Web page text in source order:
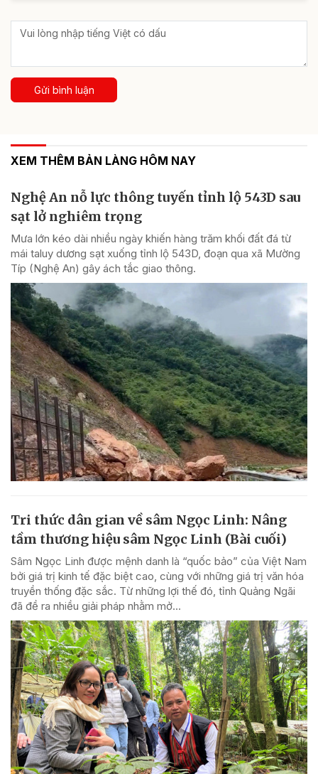
Gửi bình luận
XEM THÊM BẢN LÀNG HÔM NAY
Nghệ An nỗ lực thông tuyến tỉnh lộ 543D sau
sạt lở nghiêm trọng
Mưa lớn kéo dài nhiều ngày khiến hàng trăm khối đất đá từ
mái taluy dương sạt xuống tỉnh lộ 543D, đoạn qua xã Mường
Típ (Nghệ An) gây ách tắc giao thông.
Tri thức dân gian về sâm Ngọc Linh: Nâng
tầm thương hiệu sâm Ngọc Linh (Bài cuối)
Sâm Ngọc Linh được mệnh danh là “quốc bảo” của Việt Nam
bởi giá trị kinh tế đặc biệt cao, cùng với những giá trị văn hóa
truyền thống đặc sắc. Từ những lợi thế đó, tỉnh Quảng Ngãi
đã đề ra nhiều giải pháp nhằm mở...